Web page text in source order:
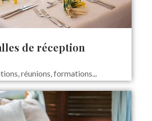
de réception
réunions, formations...